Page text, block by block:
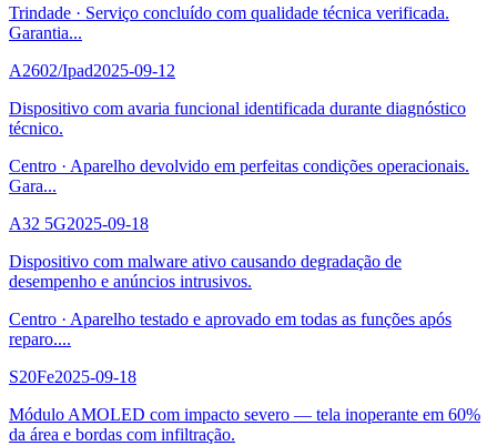
Trindade · Serviço concluído com qualidade técnica verificada.
Garantia...
A2602/Ipad2025-09-12
Dispositivo com avaria funcional identificada durante diagnóstico
técnico.
Centro · Aparelho devolvido em perfeitas condições operacionais.
Gara...
A32 5G2025-09-18
Dispositivo com malware ativo causando degradação de
desempenho e anúncios intrusivos.
Centro · Aparelho testado e aprovado em todas as funções após
reparo....
S20Fe2025-09-18
Módulo AMOLED com impacto severo — tela inoperante em 60%
da área e bordas com infiltração.